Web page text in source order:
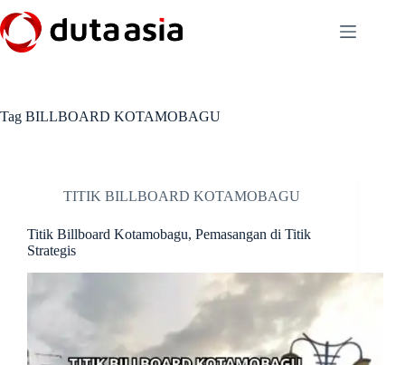
to
content
Tag BILLBOARD KOTAMOBAGU
TITIK BILLBOARD KOTAMOBAGU
Titik Billboard Kotamobagu, Pemasangan di Titik
Strategis